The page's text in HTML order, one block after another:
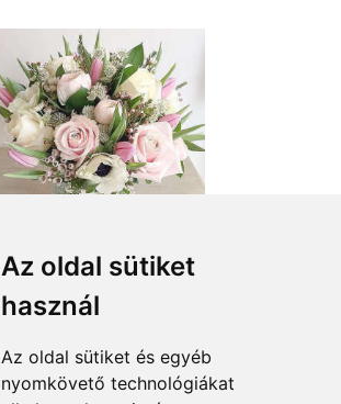
Az oldal sütiket
használ
Az oldal sütiket és egyéb
nyomkövető technológiákat
Meghitt pillanat
23 200 Ft-tól